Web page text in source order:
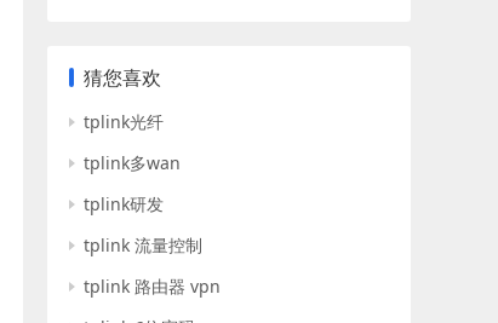
猜您喜欢
tplink光纤
tplink多wan
tplink研发
tplink 流量控制
tplink 路由器 vpn